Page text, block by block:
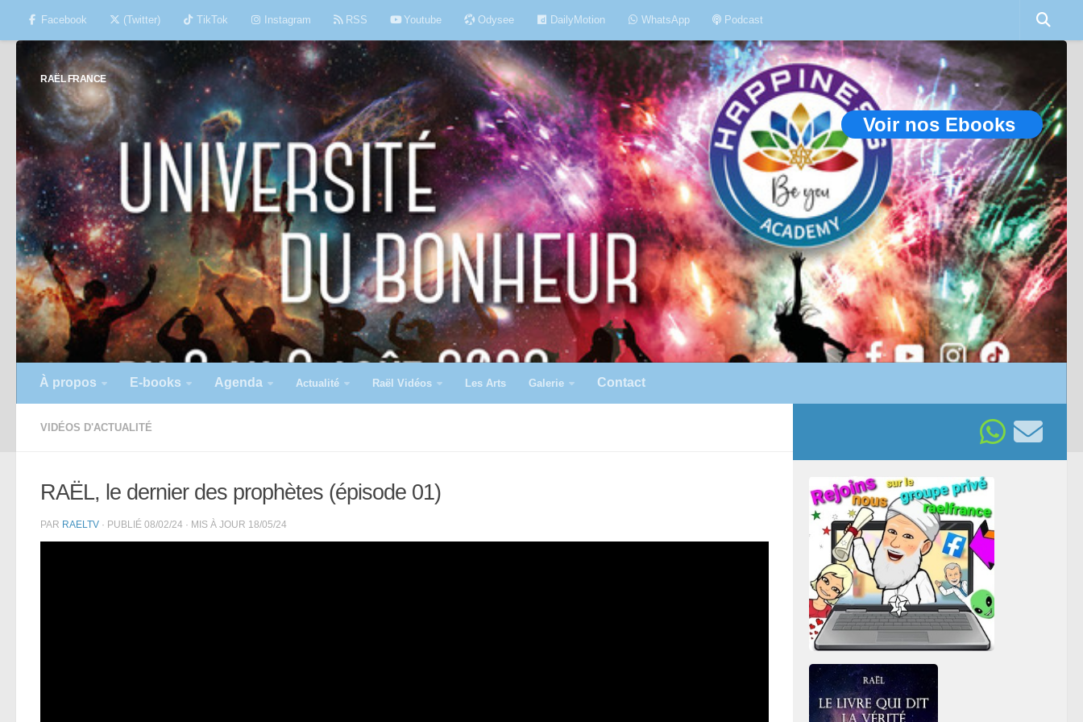
Skip to content
Facebook (Twitter) TikTok Instagram RSS Youtube Odysee DailyMotion WhatsApp Podcast
RAËL FRANCE
Voir nos Ebooks
À propos E-books Agenda Actualité Raël Vidéos Les Arts Galerie Contact
VIDÉOS D'ACTUALITÉ
RAËL, le dernier des prophètes (épisode 01)
PAR RAELTV · PUBLIÉ 08/02/24 · MIS À JOUR 18/05/24